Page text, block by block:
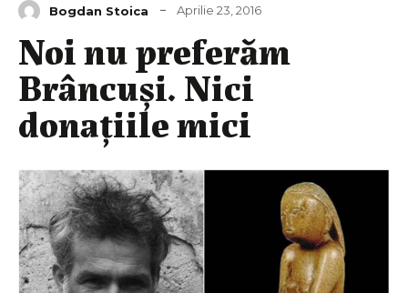
Bogdan Stoica Aprilie 23, 2016
Noi nu preferăm
Brâncuși. Nici
donațiile mici